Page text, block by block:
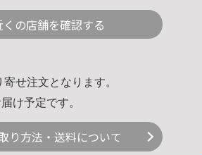
くの店舗を確認する
せ注文となります。
け予定です。
り方法・送料について